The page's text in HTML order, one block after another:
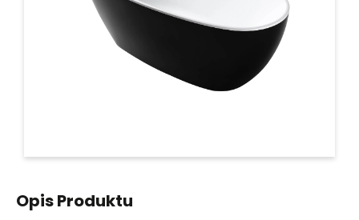
Opis Produktu